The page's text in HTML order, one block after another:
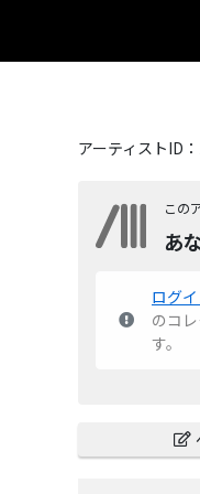
アーティストID：
この
あ
ログ
のコ
す。